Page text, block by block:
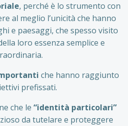
, perché è lo strumento con
al meglio l’unicità che hanno
e paesaggi, che spesso visito
loro essenza semplice e
che hanno raggiunto
prefissati.
che le “identità particolari”
da tutelare e proteggere